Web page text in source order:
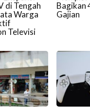
di Tengah
Warga
Televisi
Bagikan
Gajian